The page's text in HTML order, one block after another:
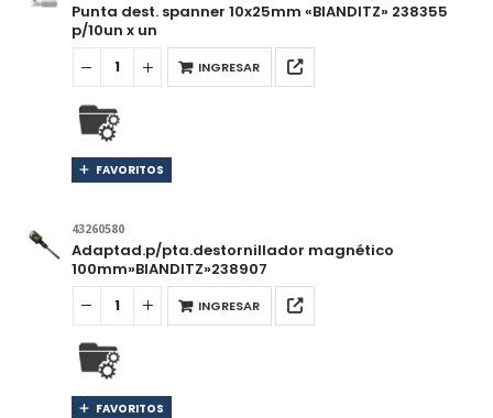
Punta dest. spanner 10x25mm «BIANDITZ» 238355
p/10un x un
INGRESAR
FAVORITOS
43260580
Adaptad.p/pta.destornillador magnético
100mm»BIANDITZ»238907
INGRESAR
FAVORITOS